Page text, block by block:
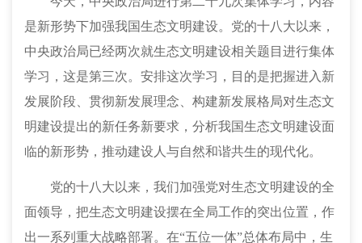
是新形势下加强我国生态文明建设。党的十八大以来，
中央政治局已经两次就生态文明建设相关题目进行集体
学习，这是第三次。安排这次学习，目的是把握进入新
发展阶段、贯彻新发展理念、构建新发展格局对生态文
明建设提出的新任务新要求，分析我国生态文明建设面
临的新形势，推动建设人与自然和谐共生的现代化。
党的十八大以来，我们加强党对生态文明建设的全
面领导，把生态文明建设摆在全局工作的突出位置，作
出一系列重大战略部署。在“五位一体”总体布局中，生